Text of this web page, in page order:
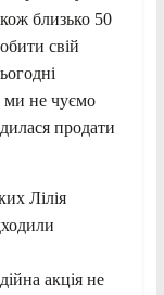
близько 50
свій
ми не чуємо
продати
Лілія
акція не